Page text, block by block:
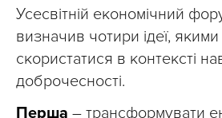
Усесвітній економічний
визначив чотири ідеї,
скористатися в контексті
доброчесності.
Перша – трансформувати